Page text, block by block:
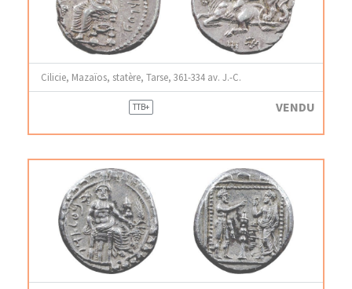
Cilicie, Mazaïos, statère, Tarse, 361-334 av. J.-C.
TTB+ VENDU